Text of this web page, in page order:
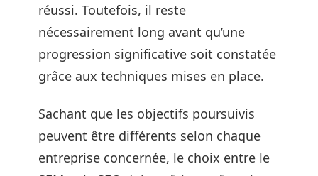
réussi. Toutefois, il reste
nécessairement long avant qu’une
progression significative soit constatée
grâce aux techniques mises en place.
Sachant que les objectifs poursuivis
peuvent être différents selon chaque
entreprise concernée, le choix entre le